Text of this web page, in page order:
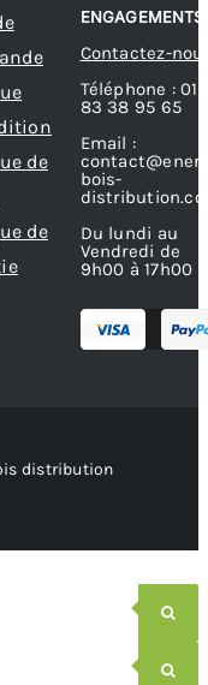
de
de
ENGAGEMENTS
Contactez-
Téléphone : 01
83 38 95 65
Email :
bois-
Du lundi au
Vendredi de
9h00 à 17h00
distribution